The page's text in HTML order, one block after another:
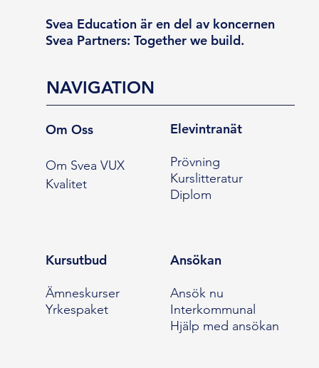
Svea Education är en del av koncernen
Svea Partners: Together we build.
NAVIGATION
Om Oss
Om Svea VUX
Kvalitet
Elevintranät
Prövning
Kurslitteratur
Diplom
Kursutbud
Ämneskurser
Yrkespaket
Ansökan
Ansök nu
Interkommunal
Hjälp med ansökan